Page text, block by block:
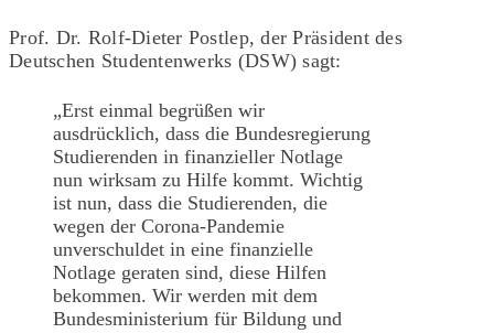
Prof. Dr. Rolf-Dieter Postlep, der Präsident des
Deutschen Studentenwerks (DSW) sagt:
„Erst einmal begrüßen wir
ausdrücklich, dass die Bundesregierung
Studierenden in finanzieller Notlage
nun wirksam zu Hilfe kommt. Wichtig
ist nun, dass die Studierenden, die
wegen der Corona-Pandemie
unverschuldet in eine finanzielle
Notlage geraten sind, diese Hilfen
bekommen. Wir werden mit dem
Bundesministerium für Bildung und